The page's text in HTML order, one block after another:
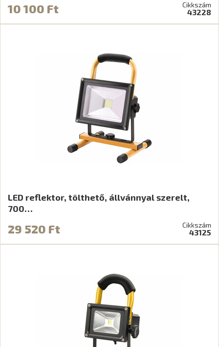
10 100 Ft Cikkszám
43228
LED reflektor, tölthető, állvánnyal szerelt,
700…
29 520 Ft Cikkszám
43125